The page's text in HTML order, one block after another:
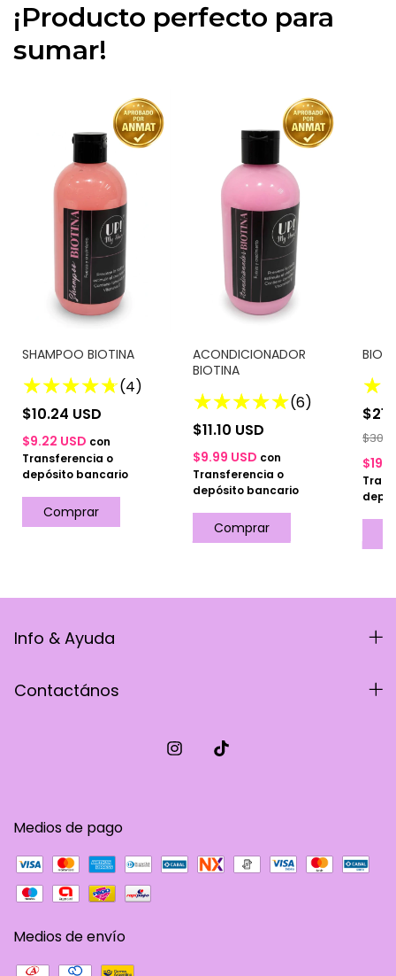
¡Producto perfecto para
sumar!
SHAMPOO BIOTINA
(4)
$10.24 USD
$9.22 USD con
Transferencia o
depósito bancario
ACONDICIONADOR
BIOTINA
(6)
$11.10 USD
$9.99 USD con
Transferencia o
depósito bancario
Info & Ayuda
Contactános
Medios de pago
Medios de envío